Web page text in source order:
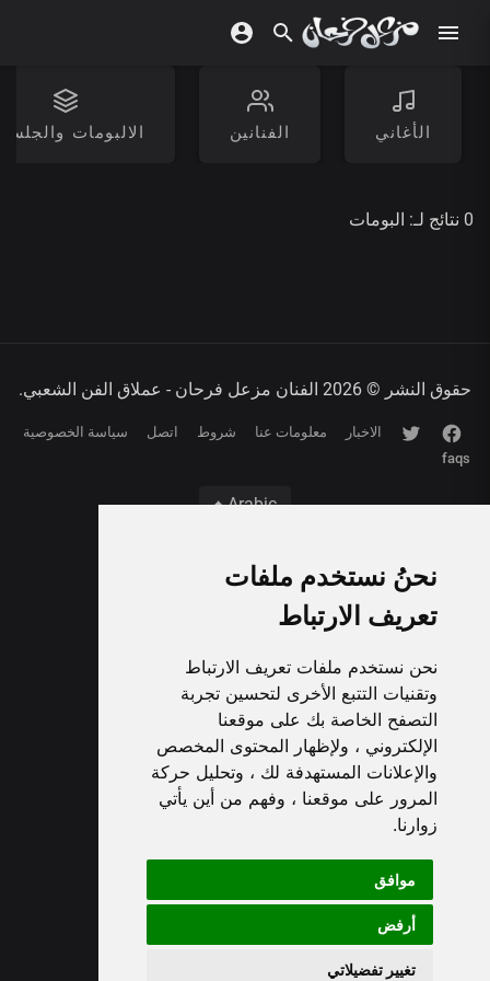
نحنُ نستخدم ملفات
تعريف الارتباط
نحن نستخدم ملفات تعريف الارتباط
وتقنيات التتبع الأخرى لتحسين تجربة
التصفح الخاصة بك على موقعنا
الإلكتروني ، ولإظهار المحتوى المخصص
والإعلانات المستهدفة لك ، وتحليل حركة
المرور على موقعنا ، وفهم من أين يأتي
زوارنا.
موافق
أرفض
تغيير تفضيلاتي
الأغاني الفنانين الالبومات
0 نتائج لـ: البومات
حقوق النشر © 2026 الفنان مزعل فرحان - عملاق الفن الشعبي.
الاخبار معلومات عنا شروط اتصل
سياسة الخصوصية
faqs
Arabic